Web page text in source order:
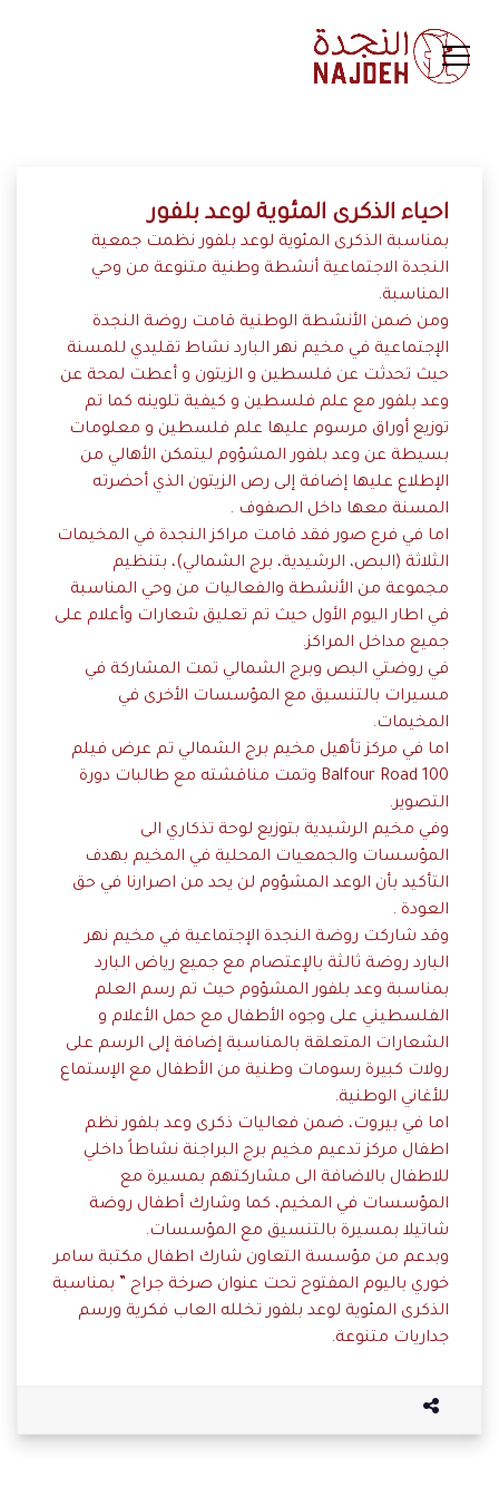
احياء الذكرى المئوية لوعد بلفور
بمناسبة الذكرى المئوية لوعد بلفور نظمت جمعية
النجدة الاجتماعية أنشطة وطنية متنوعة من وحي
المناسبة.
ومن ضمن الأنشطة الوطنية قامت روضة النجدة
الإجتماعية في مخيم نهر البارد نشاط تقليدي للمسنة
حيث تحدثت عن فلسطين و الزيتون و أعطت لمحة عن
وعد بلفور مع علم فلسطين و كيفية تلوينه كما تم
توزيع أوراق مرسوم عليها علم فلسطين و معلومات
بسيطة عن وعد بلفور المشؤوم ليتمكن الأهالي من
الإطلاع عليها إضافة إلى رص الزيتون الذي أحضرته
المسنة معها داخل الصفوف .
اما في فرع صور فقد قامت مراكز النجدة في المخيمات
الثلاثة (البص، الرشيدية، برج الشمالي)، بتنظيم
مجموعة من الأنشطة والفعاليات من وحي المناسبة
في اطار اليوم الأول حيث تم تعليق شعارات وأعلام على
جميع مداخل المراكز.
في روضتي البص وبرج الشمالي تمت المشاركة في
مسيرات بالتنسيق مع المؤسسات الأخرى في
المخيمات.
اما في مركز تأهيل مخيم برج الشمالي تم عرض فيلم
100 Balfour Road وتمت مناقشته مع طالبات دورة
التصوير.
وفي مخيم الرشيدية بتوزيع لوحة تذكاري الى
المؤسسات والجمعيات المحلية في المخيم بهدف
التأكيد بأن الوعد المشؤوم لن يحد من اصرارنا في حق
العودة .
وقد شاركت روضة النجدة الإجتماعية في مخيم نهر
البارد روضة ثالثة بالإعتصام مع جميع رياض البارد
بمناسبة وعد بلفور المشؤوم حيث تم رسم العلم
الفلسطيني على وجوه الأطفال مع حمل الأعلام و
الشعارات المتعلقة بالمناسبة إضافة إلى الرسم على
رولات كبيرة رسومات وطنية من الأطفال مع الإستماع
للأغاني الوطنية.
اما في بيروت، ضمن فعاليات ذكرى وعد بلفور نظم
اطفال مركز تدعيم مخيم برج البراجنة نشاطاً داخلي
للاطفال بالاضافة الى مشاركتهم بمسيرة مع
المؤسسات في المخيم، كما وشارك أطفال روضة
شاتيلا بمسيرة بالتنسيق مع المؤسسات.
وبدعم من مؤسسة التعاون شارك اطفال مكتبة سامر
خوري باليوم المفتوح تحت عنوان صرخة جراح ” بمناسبة
الذكرى المئوية لوعد بلفور تخلله العاب فكرية ورسم
جداريات متنوعة.